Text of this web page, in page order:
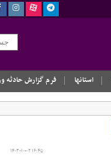
استانها فرم گزارش حادثه
۱۴۰۳-۱۰-۰۲ ۱۶:۴۵